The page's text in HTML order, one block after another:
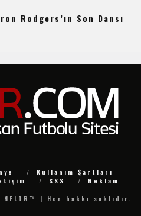
Rodgers’ın Son Dansı
Kullanım Şartları
SSS
Reklam
NFLTR™ | Her hakkı saklıdır.